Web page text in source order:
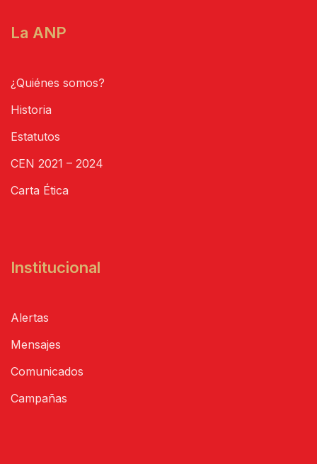
La ANP
¿Quiénes somos?
Historia
Estatutos
CEN 2021 – 2024
Carta Ética
Institucional
Alertas
Mensajes
Comunicados
Campañas